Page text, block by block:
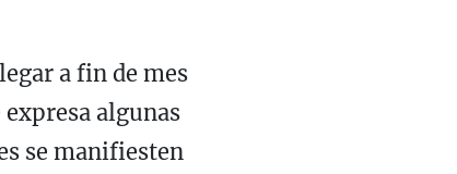
a fin de mes
algunas
se manifiesten